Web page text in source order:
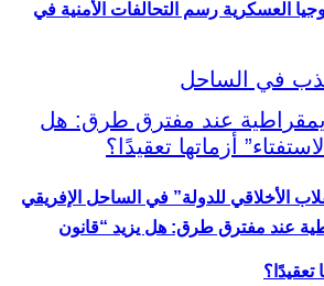
الأخلاقي للدولة” في الساحل الإفريقي
العسكرية رسم التحالفات الأمنية في
عند مفترق طرق: هل يزيد “قانون
تعقيدًا؟